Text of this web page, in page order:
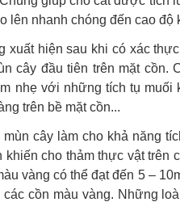
lên nhanh chóng đến cao độ
xuất hiện sau khi có xác
cây đầu tiên trên mặt cồn.
nhẹ với những tích tụ muối
trên bề mặt cồn...
mùn cây làm cho khả năng
khiến cho thảm thực vật trên
vàng có thể đạt đến 5 –
cồn màu vàng. Những